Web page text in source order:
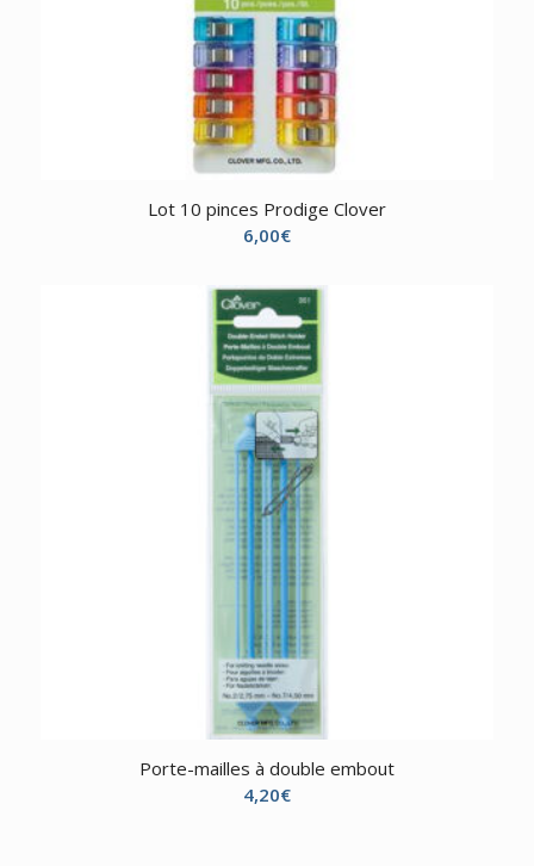
Lot 10 pinces Prodige Clover
6,00€
Porte-mailles à double embout
4,20€